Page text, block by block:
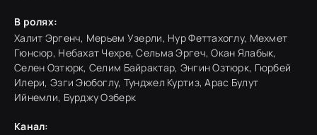
В ролях:
Халит Эргенч, Мерьем Узерли, Нур Феттахоглу, Мехмет
Гюнсюр, Небахат Чехре, Сельма Эргеч, Окан Ялабык,
Селен Озтюрк, Селим Байрактар, Энгин Озтюрк, Гюрбей
Илери, Эзги Эюбоглу, Тунджел Куртиз, Арас Булут
Ийнемли, Бурджу Озберк
Канал: